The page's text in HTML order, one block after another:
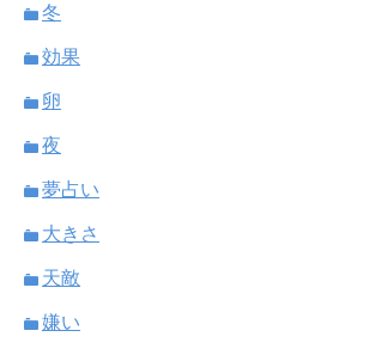
冬
効果
卵
夜
夢占い
大きさ
天敵
嫌い